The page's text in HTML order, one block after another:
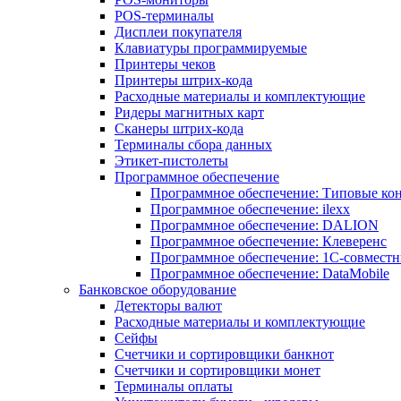
POS-терминалы
Дисплеи покупателя
Клавиатуры программируемые
Принтеры чеков
Принтеры штрих-кода
Расходные материалы и комплектующие
Ридеры магнитных карт
Сканеры штрих-кода
Терминалы сбора данных
Этикет-пистолеты
Программное обеспечение
Программное обеспечение: Типовые
Программное обеспечение: ilexx
Программное обеспечение: DALION
Программное обеспечение: Клеверенс
Программное обеспечение: 1С-
Программное обеспечение: DataMobile
Банковское оборудование
Детекторы валют
Расходные материалы и комплектующие
Сейфы
Счетчики и сортировщики банкнот
Счетчики и сортировщики монет
Терминалы оплаты